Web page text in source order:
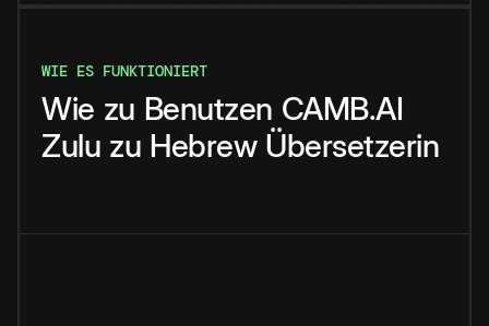
WIE ES FUNKTIONIERT
Wie zu Benutzen CAMB.AI
Zulu zu Hebrew Übersetzerin